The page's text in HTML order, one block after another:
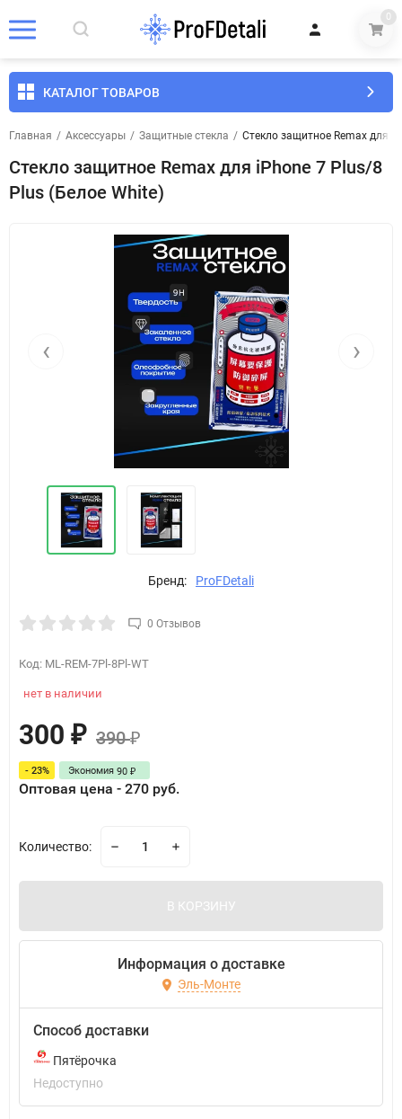
0
КАТАЛОГ ТОВАРОВ
Главная / Аксессуары / Защитные стекла / Стекло защитное Remax для
Стекло защитное Remax для iPhone 7 Plus/8
Plus (Белое White)
‹ ›
Бренд: ProFDetali
0 Отзывов
Код: ML-REM-7Pl-8Pl-WT
нет в наличии
300 ₽ 390₽
- 23% Экономия 90 ₽
Оптовая цена - 270 руб.
Количество:
В КОРЗИНУ
Информация о доставке
Эль-Монте
Способ доставки
Пятёрочка
Недоступно